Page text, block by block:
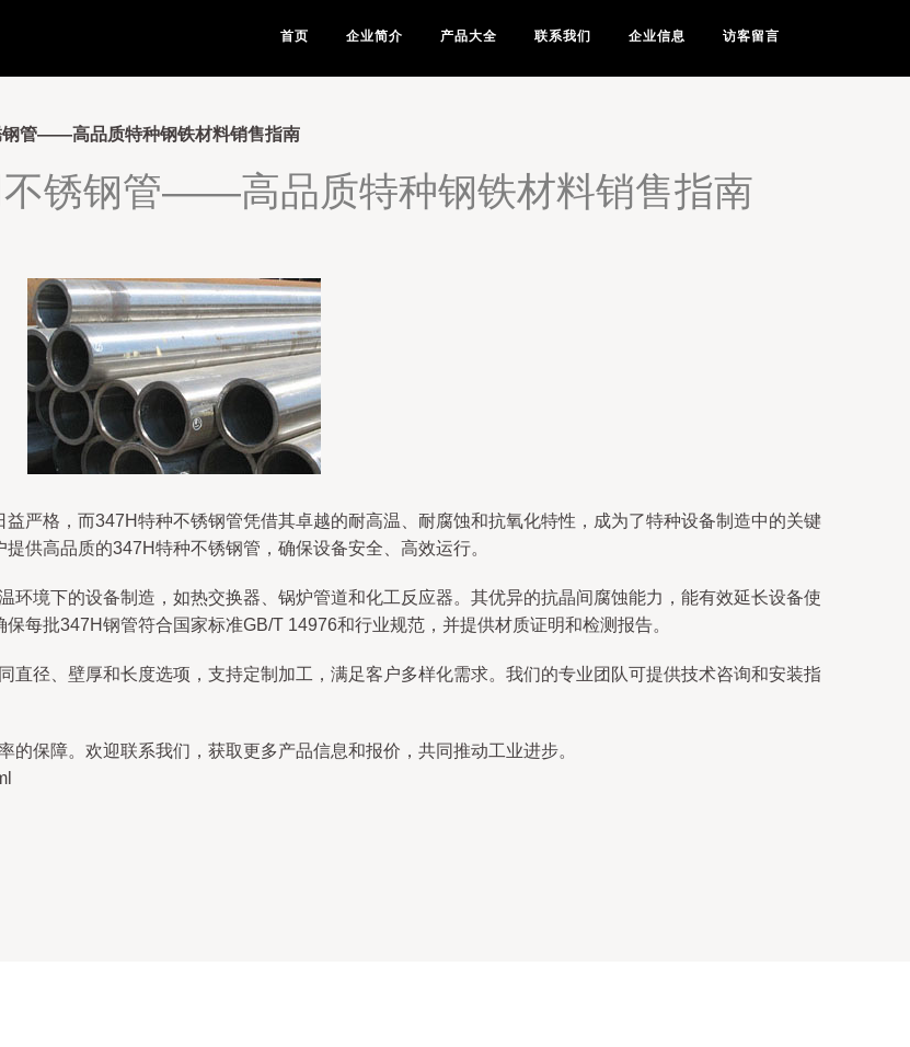
首页 企业简介 产品大全 联系我们 企业信息 访客留言
钢管——高品质特种钢铁材料销售指南
锈钢管——高品质特种钢铁材料销售指南
严格，而347H特种不锈钢管凭借其卓越的耐高温、耐腐蚀和抗氧化特性，成为了特种设备制造中的关键
供高品质的347H特种不锈钢管，确保设备安全、高效运行。
境下的设备制造，如热交换器、锅炉管道和化工反应器。其优异的抗晶间腐蚀能力，能有效延长设备使
每批347H钢管符合国家标准GB/T 14976和行业规范，并提供材质证明和检测报告。
径、壁厚和长度选项，支持定制加工，满足客户多样化需求。我们的专业团队可提供技术咨询和安装指
保障。欢迎联系我们，获取更多产品信息和报价，共同推动工业进步。